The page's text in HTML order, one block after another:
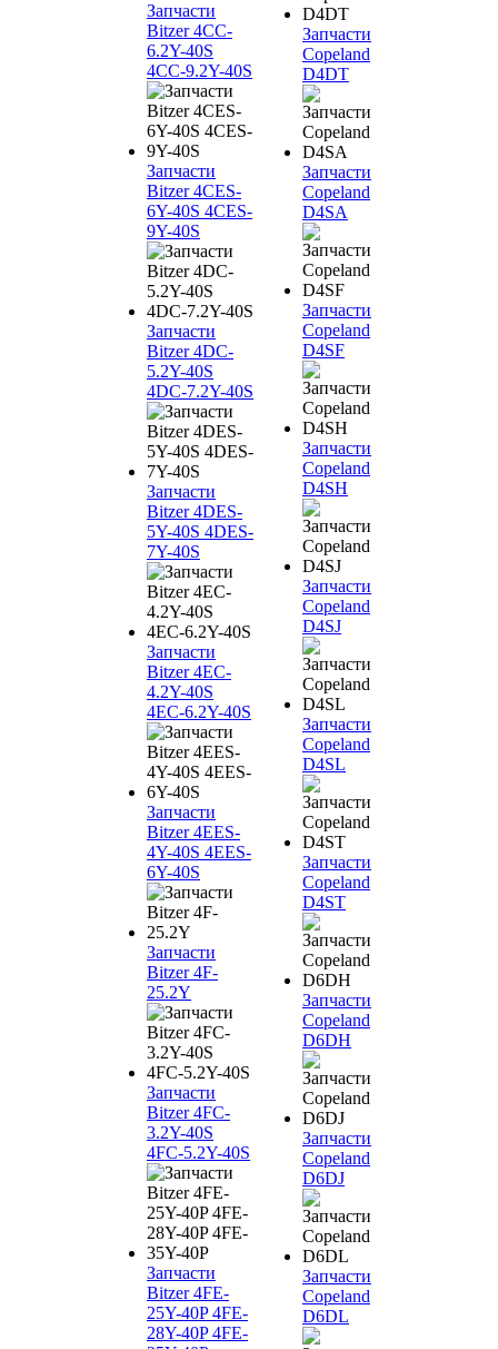
Запчасти
Bitzer 4CC-
6.2Y-40S
4CC-9.2Y-40S
Запчасти
Bitzer 4CES-
6Y-40S 4CES-
9Y-40S
Запчасти
Bitzer 4DC-
5.2Y-40S
4DC-7.2Y-40S
Запчасти
Bitzer 4DES-
5Y-40S 4DES-
7Y-40S
Запчасти
Bitzer 4EC-
4.2Y-40S
4EC-6.2Y-40S
Запчасти
Bitzer 4EES-
4Y-40S 4EES-
6Y-40S
Запчасти
Bitzer 4F-
25.2Y
Запчасти
Bitzer 4FC-
3.2Y-40S
4FC-5.2Y-40S
Запчасти
Bitzer 4FE-
25Y-40P 4FE-
28Y-40P 4FE-
Запчасти
Copeland
D4DT
Запчасти
Copeland
D4SA
Запчасти
Copeland
D4SF
Запчасти
Copeland
D4SH
Запчасти
Copeland
D4SJ
Запчасти
Copeland
D4SL
Запчасти
Copeland
D4ST
Запчасти
Copeland
D6DH
Запчасти
Copeland
D6DJ
Запчасти
Copeland
D6DL